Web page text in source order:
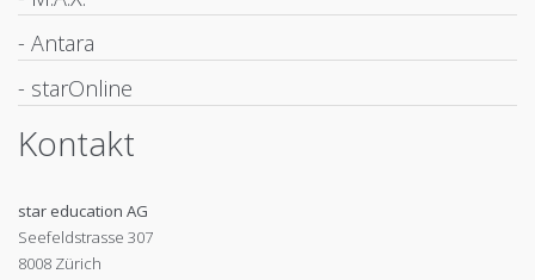
- Antara
- starOnline
Kontakt
star education AG
Seefeldstrasse 307
8008 Zürich